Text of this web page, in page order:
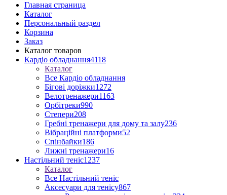
Главная страница
Каталог
Персональный раздел
Корзина
Заказ
Каталог товаров
Кардіо обладнання4118
Каталог
Все Кардіо обладнання
Бігові доріжки1272
Велотренажери1163
Орбітреки990
Степери208
Гребні тренажери для дому та залу236
Вібраційні платформи52
Спінбайки186
Лижні тренажери16
Настільний теніс1237
Каталог
Все Настільний теніс
Аксесуари для тенісу867